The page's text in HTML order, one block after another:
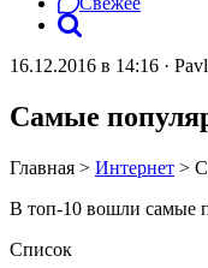
16.12.2016 в 14:16 ·
Самые
Главная > Интернет >
В топ-10 вошли самые
Список